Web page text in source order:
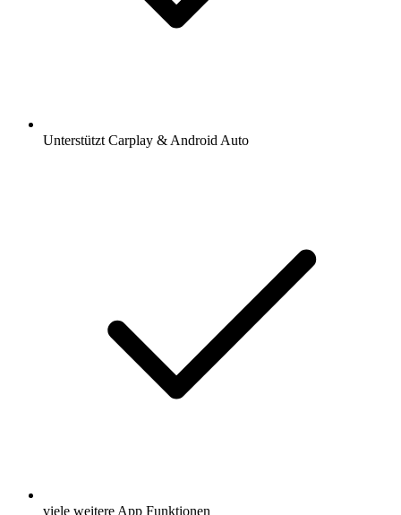
Unterstützt Carplay & Android Auto
viele weitere App Funktionen